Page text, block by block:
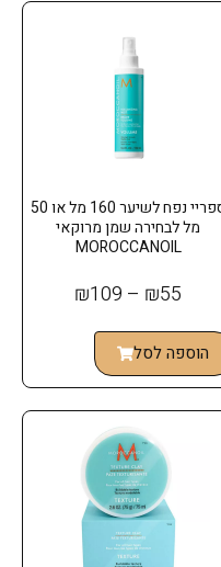
ספריי נפח לשיער 160 מל או 50
מל לבחירה שמן מרוקאי
MOROCCANOIL
₪55
–
₪109
הוספה לסל